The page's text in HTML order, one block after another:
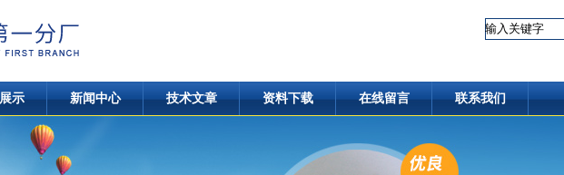
示 新闻中心 技术文章 资料下载 在线留言 联系我们